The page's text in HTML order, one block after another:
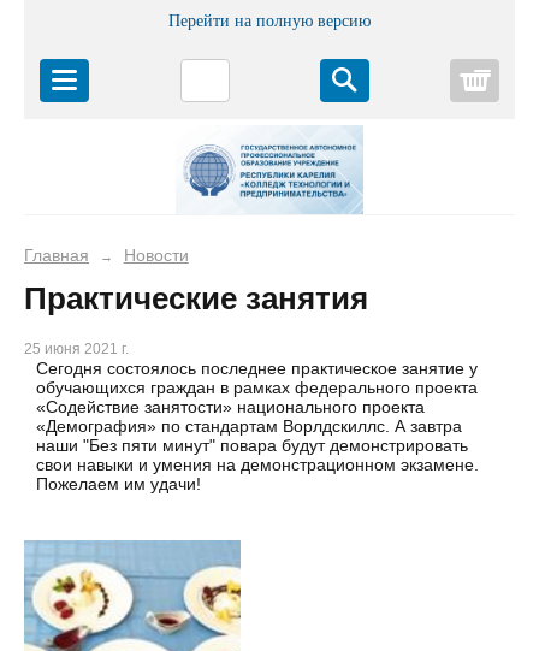
Перейти на полную версию
Главная → Новости
Практические занятия
25 июня 2021 г.
Сегодня состоялось последнее практическое занятие у
обучающихся граждан в рамках федерального проекта
«Содействие занятости» национального проекта
«Демография» по стандартам Ворлдскиллс. А завтра
наши "Без пяти минут" повара будут демонстрировать
свои навыки и умения на демонстрационном экзамене.
Пожелаем им удачи!